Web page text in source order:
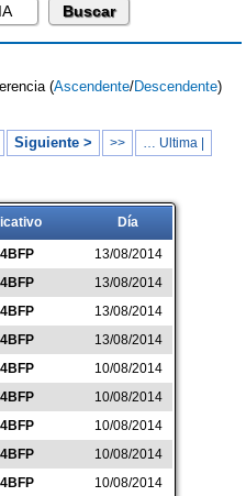
(Ascendente/Descendente)
Siguiente > >> … Ultima |
Día
13/08/2014
13/08/2014
13/08/2014
13/08/2014
10/08/2014
10/08/2014
10/08/2014
10/08/2014
10/08/2014